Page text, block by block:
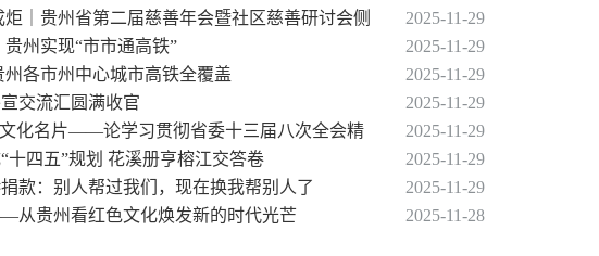
炬｜贵州省第二届慈善年会暨社区慈善研讨会侧
2025-11-29
贵州实现“市市通高铁”
2025-11-29
州各市州中心城市高铁全覆盖
2025-11-29
交流汇圆满收官
2025-11-29
文化名片——论学习贯彻省委十三届八次全会精
2025-11-29
十四五”规划 花溪册亨榕江交答卷
2025-11-29
款：别人帮过我们，现在换我帮别人了
2025-11-29
从贵州看红色文化焕发新的时代光芒
2025-11-28